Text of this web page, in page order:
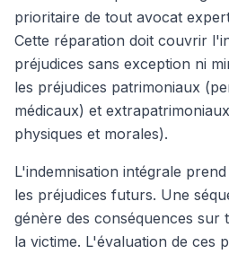
prioritaire de tout avocat
Cette réparation doit couvrir
préjudices sans exception ni
les préjudices patrimoniaux
médicaux) et
physiques et morales).
L'indemnisation intégrale
les préjudices futurs. Une
génère des conséquences sur
la victime. L'évaluation de ces